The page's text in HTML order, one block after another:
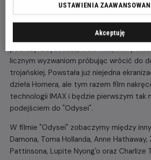
atomowej, teraz reżyser pracuje nad
To opowieść autorstwa Homera
najważniejszych dzieł literatury
podróży Odyseusza, króla Itaki, który
licznym wyzwaniom próbując wrócić do
trojańskiej. Powstała już niejedna
dzieła Homera, ale tym razem film
technologii IMAX i będzie pierwszym tak
podejściem do "Odysei".
W filmie "Odysei" zobaczymy między
Damona, Toma Hollanda, Anne
Pattinsona, Lupite Nyong'o oraz Charlize
USTAWIENIA
Akceptuję